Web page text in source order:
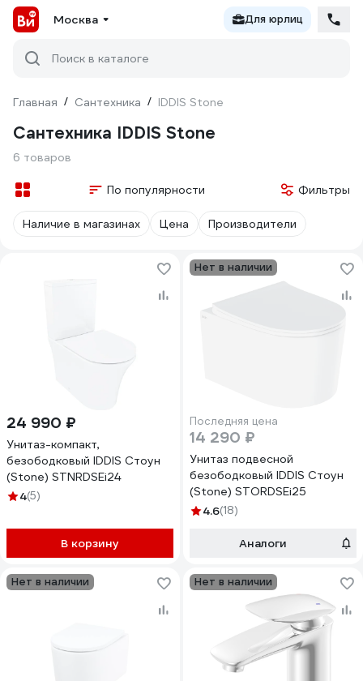
Москва Для юрлиц
Поиск в каталоге
Главная / Сантехника / IDDIS Stone
Сантехника IDDIS Stone
6 товаров
По популярности Фильтры
Наличие в магазинах Цена Производители
24 990 ₽
Унитаз-компакт,
безободковый IDDIS Стоун
(Stone) STNRDSEi24
4(5)
В корзину
Нет в наличии
Последняя цена
14 290 ₽
Унитаз подвесной
безободковый IDDIS Стоун
(Stone) STORDSEi25
4.6(18)
Аналоги
Нет в наличии Нет в наличии